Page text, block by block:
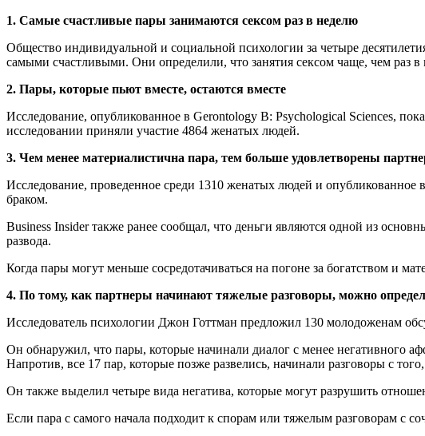
1. Самые счастливые пары занимаются сексом раз в неделю
Общество индивидуальной и социальной психологии за четыре
самыми счастливыми. Они определили, что занятия сексом чаще, чем раз
2. Пары, которые пьют вместе, остаются вместе
Исследование, опубликованное в Gerontology B: Psychological Sciences,
исследовании приняли участие 4864 женатых людей.
3. Чем менее материалистична пара, тем больше удовлетворены
Исследование, проведенное среди 1310 женатых людей и опубликованное
браком.
Business Insider также ранее сообщал, что деньги являются одной из
развода.
Когда пары могут меньше сосредотачиваться на погоне за богатством и
4. По тому, как партнеры начинают тяжелые разговоры, можно
Исследователь психологии Джон Готтман предложил 130 молодоженам
Он обнаружил, что пары, которые начинали диалог с менее негативного
Напротив, все 17 пар, которые позже развелись, начинали разговоры с
Он также выделил четыре вида негатива, которые могут разрушить
Если пара с самого начала подходит к спорам или тяжелым разговорам с